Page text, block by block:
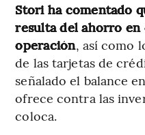
Stori ha comentado
resulta del ahorro en
operación, así como
de las tarjetas de
señalado el balance
ofrece contra las
coloca.